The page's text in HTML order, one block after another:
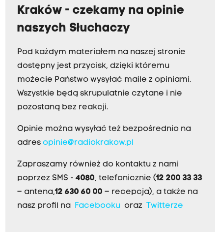
Kraków - czekamy na opinie
naszych Słuchaczy
Pod każdym materiałem na naszej stronie
dostępny jest przycisk, dzięki któremu
możecie Państwo wysyłać maile z opiniami.
Wszystkie będą skrupulatnie czytane i nie
pozostaną bez reakcji.
Opinie można wysyłać też bezpośrednio na
adres opinie@radiokrakow.pl
Zapraszamy również do kontaktu z nami
poprzez SMS - 4080, telefonicznie (12 200 33 33
– antena,12 630 60 00 – recepcja), a także na
nasz profil na Facebookuoraz Twitterze